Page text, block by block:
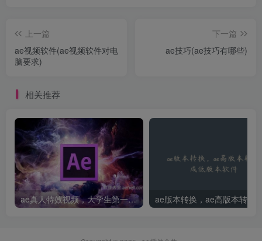
上一篇
ae视频软件(ae视频软件对电
脑要求)
下一篇
ae技巧(ae技巧有哪些)
相关推荐
ae真人特效视频，大学生第一次做ppt怎么做